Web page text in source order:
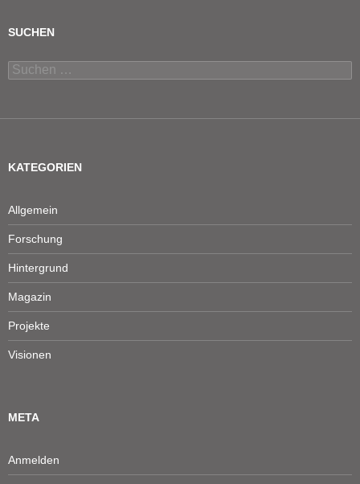
SUCHEN
Suchen
nach:
KATEGORIEN
Allgemein
Forschung
Hintergrund
Magazin
Projekte
Visionen
META
Anmelden